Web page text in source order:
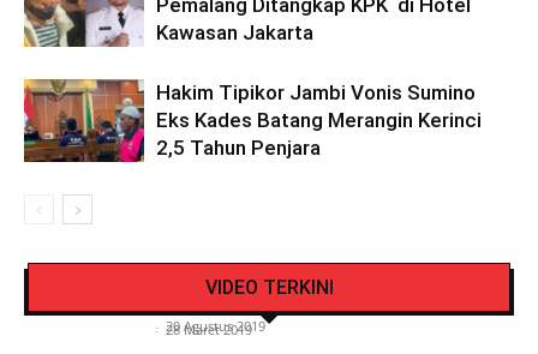
Pemalang Ditangkap KPK di Hotel
Kawasan Jakarta
Hakim Tipikor Jambi Vonis Sumino
Eks Kades Batang Merangin Kerinci
2,5 Tahun Penjara
VIDEO TERKINI
Video Detik Evakuasi Jasad Iglesias di Gunung
- 20 Agustus 2019
Lantas Polres Kerinci Beri Pengendara Segelas
- 28 Maret 2019